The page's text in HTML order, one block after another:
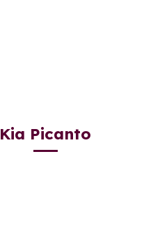
Kia Picanto